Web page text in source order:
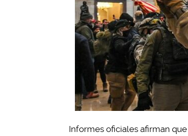
Informes oficiales afirman